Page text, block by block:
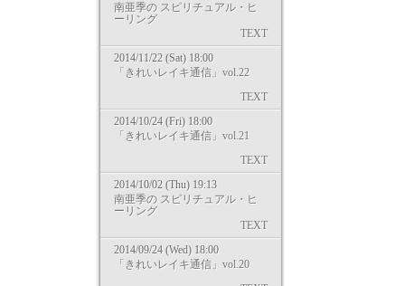
南亜季の スピリチュアル・ヒ
ーリング
TEXT
2014/11/22 (Sat) 18:00
「きれいレイキ通信」vol.22
TEXT
2014/10/24 (Fri) 18:00
「きれいレイキ通信」vol.21
TEXT
2014/10/02 (Thu) 19:13
南亜季の スピリチュアル・ヒ
ーリング
TEXT
2014/09/24 (Wed) 18:00
「きれいレイキ通信」vol.20